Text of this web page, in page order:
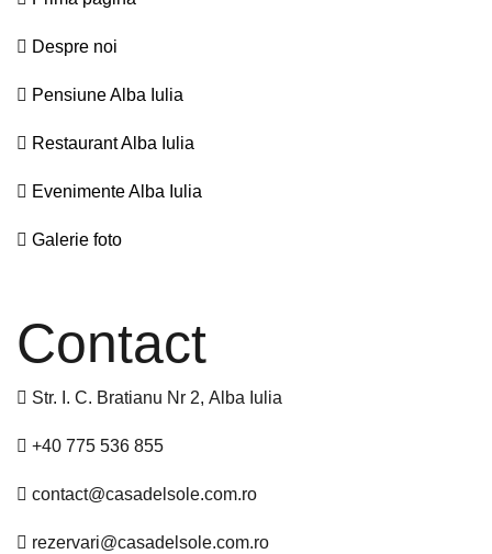
Despre noi
Pensiune Alba Iulia
Restaurant Alba Iulia
Evenimente Alba Iulia
Galerie foto
Contact
Str. I. C. Bratianu Nr 2, Alba Iulia
+40 775 536 855
contact@casadelsole.com.ro
rezervari@casadelsole.com.ro